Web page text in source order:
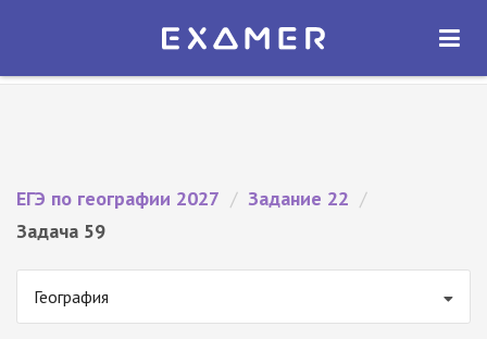
Экзамер — ЕГЭ 2027
ОТКРЫТЬ
ЕГЭ по географии 2027 / Задание 22 /
Задача 59
География